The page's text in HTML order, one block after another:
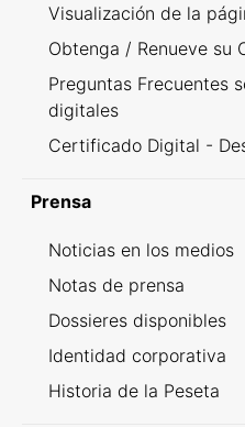
Visualización de la
Obtenga / Renueve su
Preguntas Frecuentes
digitales
Certificado Digital -
Prensa
Noticias en los medios
Notas de prensa
Dossieres disponibles
Identidad corporativa
Historia de la Peseta